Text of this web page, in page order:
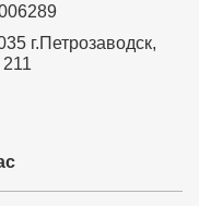
г.Петрозаводск,